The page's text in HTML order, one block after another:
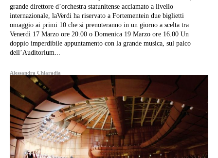
grande direttore d’orchestra statunitense acclamato a livello
internazionale, laVerdi ha riservato a Fortementein due biglietti
omaggio ai primi 10 che si prenoteranno in un giorno a scelta tra
Venerdì 17 Marzo ore 20.00 o Domenica 19 Marzo ore 16.00 Un
doppio imperdibile appuntamento con la grande musica, sul palco
dell’Auditorium...
Alessandra Chiaradia